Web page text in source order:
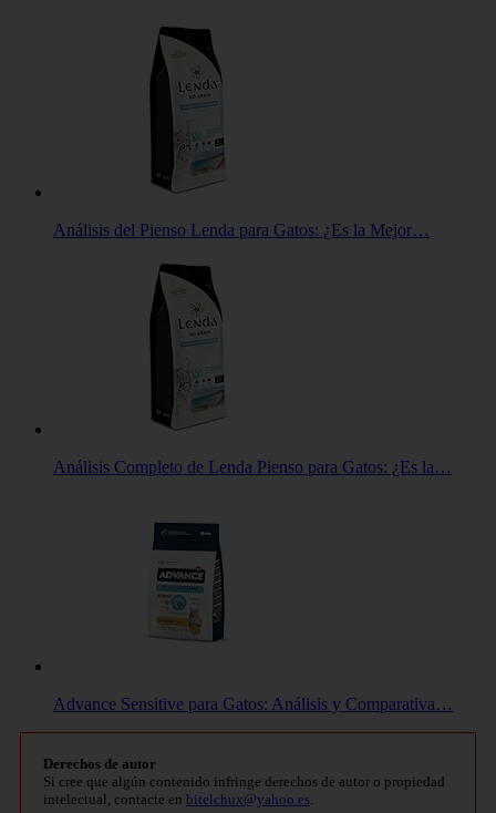
Análisis del Pienso Lenda para Gatos: ¿Es la Mejor…
Análisis Completo de Lenda Pienso para Gatos: ¿Es la…
Advance Sensitive para Gatos: Análisis y Comparativa…
Derechos de autor
Si cree que algún contenido infringe derechos de autor o propiedad
intelectual, contacte en bitelchux@yahoo.es.